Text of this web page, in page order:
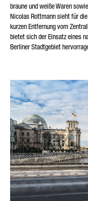
braune und weiße Waren
Nicolas Rottmann sieht für
kurzen Entfernung vom
bietet sich der Einsatz eines
Berliner Stadtgebiet